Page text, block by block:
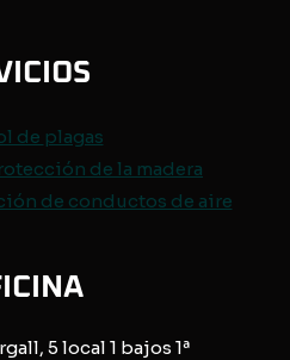
de plagas
de la madera
de conductos de aire
5 local 1 bajos 1ª